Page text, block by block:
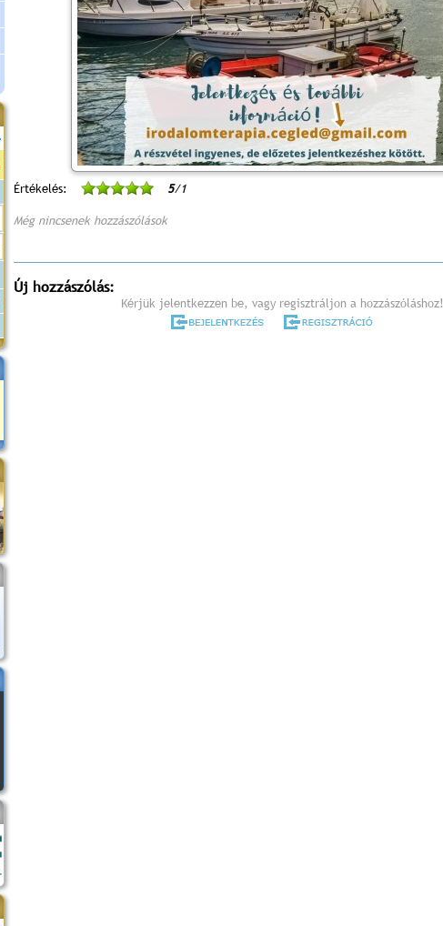
Értékelés: 5/1
Még nincsenek hozzászólások
Új hozzászólás:
Kérjük jelentkezzen be, vagy regisztráljon a hozzászóláshoz!